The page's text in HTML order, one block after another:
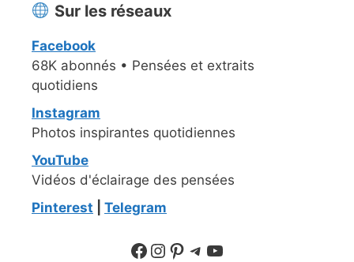
Sur les réseaux
Facebook
68K abonnés • Pensées et extraits
quotidiens
Instagram
Photos inspirantes quotidiennes
YouTube
Vidéos d'éclairage des pensées
Pinterest
Telegram
Suivre sur Facebook
Suivre sur Instagram
Pinterest
Sur Telegram
YouTube